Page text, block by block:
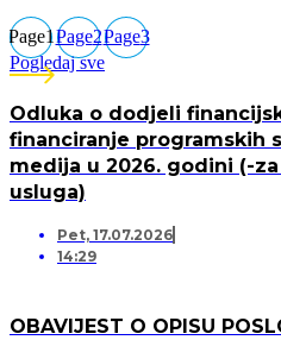
Page1Page2Page3
Pogledaj sve
Odluka o dodjeli
financiranje programskih
medija u 2026. godini (-
usluga)
Pet, 17.07.2026
14:29
OBAVIJEST O OPISU